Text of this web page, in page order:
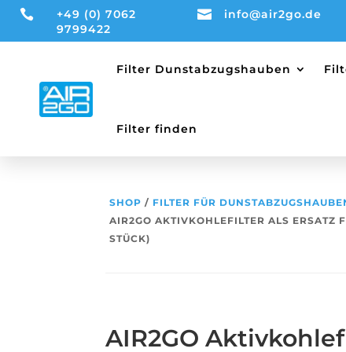

+49 (0) 7062
9799422
 info@air2go.de
Filter Dunstabzugshauben
Filter finden
SHOP / FILTER FÜR
AIR2GO AKTIVKOHLEFILTER ALS ERSATZ
STÜCK)
AIR2GO